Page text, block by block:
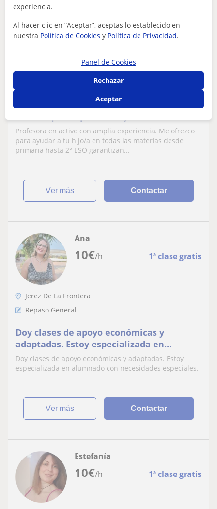
6€/h 1ª clase gratis
Jerez De La Frontera
Profesora de apoyo escolar Primaria y
resultados. Me ofrezco para apoyar en
todas las materias
Profesora en activo con amplia experiencia. Me ofrezco
para ayudar a tu hijo/a en todas las materias desde
primaria hasta 2° ESO garantizan...
ver más Contactar
10€/h 1ª clase gratis
Ana
Jerez De La Frontera
Repaso General
Doy clases de apoyo económicas y
adaptadas. Estoy especializada en
alumnado con necesidades especiales
Doy clases de apoyo económicas y adaptadas. Estoy
especializada en alumnado con necesidades especiales.
ver más Contactar
10€/h 1ª clase gratis
Estefanía
experiencia.
Al hacer clic en “Aceptar”, aceptas lo establecido en
nuestra Política de Cookies y Política de Privacidad.
Panel de Cookies
Rechazar
Aceptar